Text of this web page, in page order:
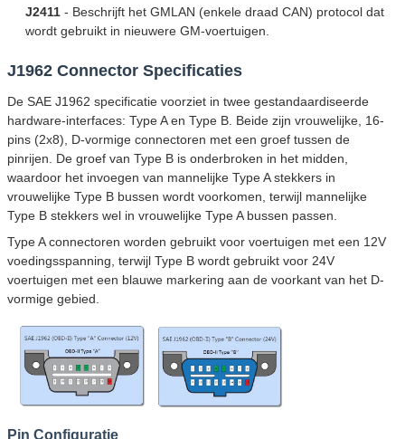
J2411 - Beschrijft het GMLAN (enkele draad CAN) protocol dat
wordt gebruikt in nieuwere GM-voertuigen.
J1962 Connector Specificaties
De SAE J1962 specificatie voorziet in twee gestandaardiseerde
hardware-interfaces: Type A en Type B. Beide zijn vrouwelijke, 16-
pins (2x8), D-vormige connectoren met een groef tussen de
pinrijen. De groef van Type B is onderbroken in het midden,
waardoor het invoegen van mannelijke Type A stekkers in
vrouwelijke Type B bussen wordt voorkomen, terwijl mannelijke
Type B stekkers wel in vrouwelijke Type A bussen passen.
Type A connectoren worden gebruikt voor voertuigen met een 12V
voedingsspanning, terwijl Type B wordt gebruikt voor 24V
voertuigen met een blauwe markering aan de voorkant van het D-
vormige gebied.
Pin Configuratie